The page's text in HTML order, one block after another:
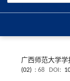
广西师范大学学
(02) : 68 DOI: